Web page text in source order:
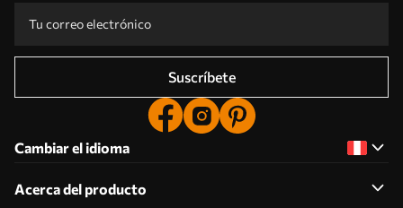
Suscríbete
Cambiar el idioma
Acerca del producto